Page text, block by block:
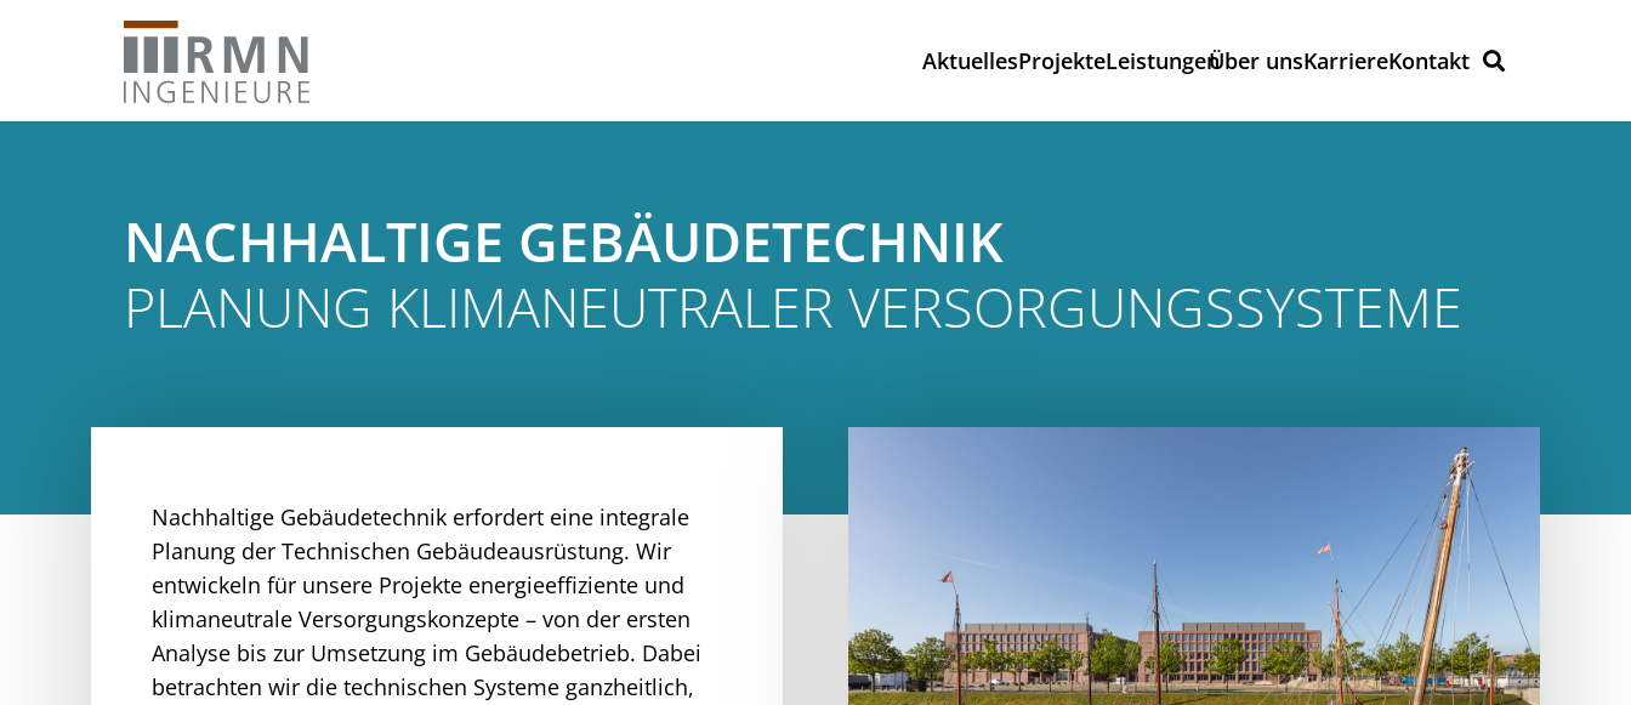
AktuellesProjekteLeistungenÜber unsKarriereKontakt
NACHHALTIGE GEBÄUDETECHNIK
PLANUNG KLIMANEUTRALER VERSORGUNGSSYSTEME
Nachhaltige Gebäudetechnik erfordert eine integrale
Planung der Technischen Gebäudeausrüstung. Wir
entwickeln für unsere Projekte energieeffiziente und
klimaneutrale Versorgungskonzepte – von der ersten
Analyse bis zur Umsetzung im Gebäudebetrieb. Dabei
betrachten wir die technischen Systeme ganzheitlich,